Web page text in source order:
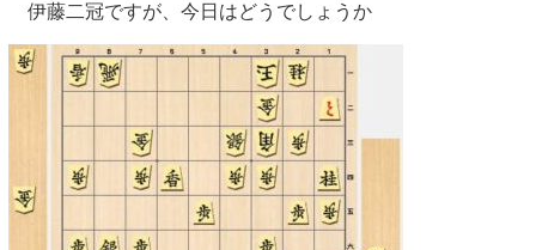
伊藤二冠ですが、今日はどうでしょうか